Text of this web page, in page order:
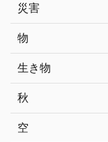
災害
物
生き物
秋
空